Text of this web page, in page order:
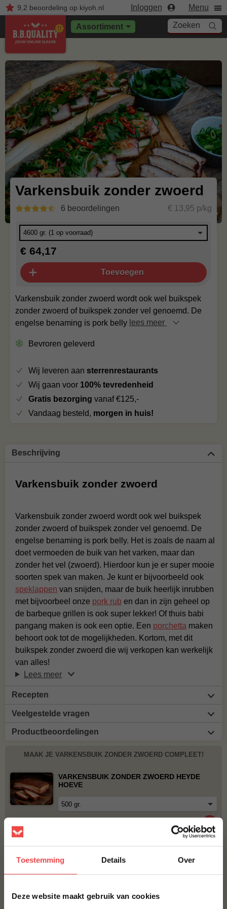
Toestemming Details Over
Deze website maakt gebruik van cookies
9,2 beoordelingop kiyoh.nl Inloggen Menu
Assortiment Zoeken
Varkensbuik zonder zwoerd
6 beoordelingen € 13,95 p/kg
Varkensbuik zonder zwoerd wordt ook wel buikspek
zonder zwoerd of buikspek zonder vel genoemd. De
engelse benaming is pork belly lees meer
Bevroren geleverd
€ 64,17
Toevoegen
Wij leveren aan sterrenrestaurants
Wij gaan voor 100% tevredenheid
Gratis bezorging vanaf €125,-
Vandaag besteld, morgen in huis!
Beschrijving
Varkensbuik zonder zwoerd
Varkensbuik zonder zwoerd wordt ook wel buikspek
zonder zwoerd of buikspek zonder vel genoemd. De
engelse benaming is pork belly. Het is zoals de naam al
doet vermoeden de buik van het varken, maar dan
zonder het vel (zwoerd). Hierdoor kun je er super mooie
soorten spek van maken. Je kunt er bijvoorbeeld ook
speklappen van snijden, maar de buik heerlijk inrubben
met bijvoorbeel onze pork rub en dan in zijn geheel op
de barbeque grillen is ook super lekker! Of thuis babi
pangang maken is ook een optie. Een porchetta maken
behoort ook tot de mogelijkheden. Kortom, met dit
buikspek zonder zwoerd die wij verkopen kan werkelijk
van alles!
Lees meer
Recepten
Veelgestelde vragen
Productbeoordelingen
MAAK JE VARKENSBUIK ZONDER ZWOERD COMPLEET!
VARKENSBUIK ZONDER ZWOERD HEYDE
HOEVE